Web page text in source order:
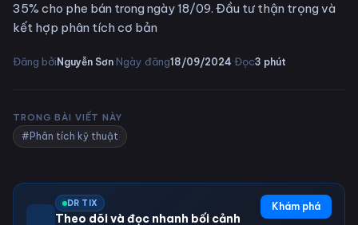
35% cho phe bán trong ngày 18/09. Đầu tư thận trọng và
kết hợp phân tích cơ bản
Đăng bởiNguyễn Sơn·Ngày đăng18/09/2024·Đọc3 phút
TRONG BÀI VIẾT NÀY
#Phân tích kỹ thuật
DR TIX
Theo dõi và đọc nhanh bối cảnh
Khám phá